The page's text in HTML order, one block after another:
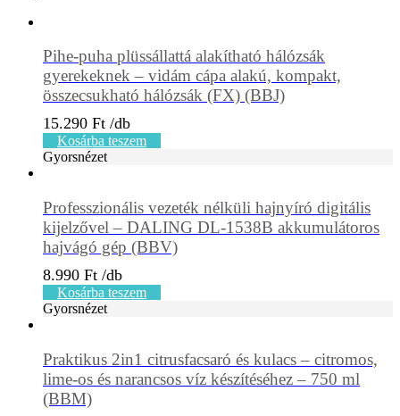
Pihe-puha plüssállattá alakítható hálózsák
gyerekeknek – vidám cápa alakú, kompakt,
összecsukható hálózsák (FX) (BBJ)
15.290 Ft
Kosárba teszem
Gyorsnézet
Professzionális vezeték nélküli hajnyíró digitális
kijelzővel – DALING DL-1538B akkumulátoros
hajvágó gép (BBV)
8.990 Ft
Kosárba teszem
Gyorsnézet
Praktikus 2in1 citrusfacsaró és kulacs – citromos,
lime-os és narancsos víz készítéséhez – 750 ml
(BBM)